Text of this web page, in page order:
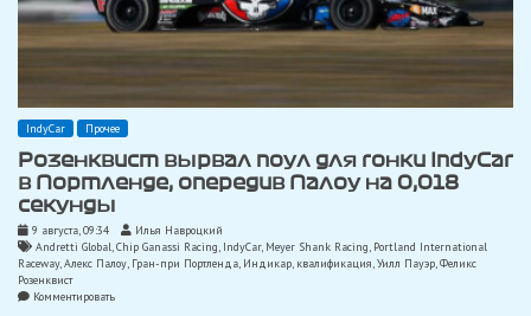
IndyCar Прочее
Розенквист вырвал поул для гонки IndyCar
в Портленде, опередив Палоу на 0,018
секунды
9 августа, 09:34
Илья Навроцкий
Andretti Global,Chip Ganassi Racing, IndyCar, Meyer Shank Racing, Portland International
Raceway,Алекс Палоу, Гран-при Портленда, Индикар, квалификация,Уилл Пауэр,Феликс
Розенквист
Комментироватьon